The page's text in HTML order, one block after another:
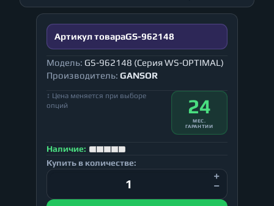
Артикул товараGS-962148
Модель: GS-962148 (Серия WS-OPTIMAL)
Производитель: GANSOR
↕ Цена меняется при выборе
опций
24
МЕС.
ГАРАНТИИ
Наличие:
Купить в количестве: